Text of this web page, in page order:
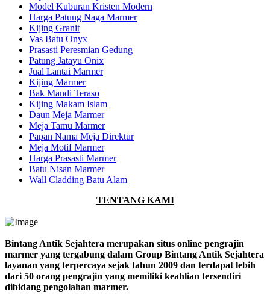
Model Kuburan Kristen Modern
Harga Patung Naga Marmer
Kijing Granit
Vas Batu Onyx
Prasasti Peresmian Gedung
Patung Jatayu Onix
Jual Lantai Marmer
Kijing Marmer
Bak Mandi Teraso
Kijing Makam Islam
Daun Meja Marmer
Meja Tamu Marmer
Papan Nama Meja Direktur
Meja Motif Marmer
Harga Prasasti Marmer
Batu Nisan Marmer
Wall Cladding Batu Alam
TENTANG KAMI
Bintang Antik Sejahtera merupakan situs online pengrajin
marmer yang tergabung dalam Group Bintang Antik Sejahtera
layanan yang terpercaya sejak tahun 2009 dan terdapat lebih
dari 50 orang pengrajin yang memiliki keahlian tersendiri
dibidang pengolahan marmer.